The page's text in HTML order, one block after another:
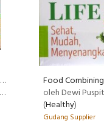
50 Jenis Bakso Sehat dan Enak Food Lovers
oleh Dewi
(Healthy)
Gudang Supplier